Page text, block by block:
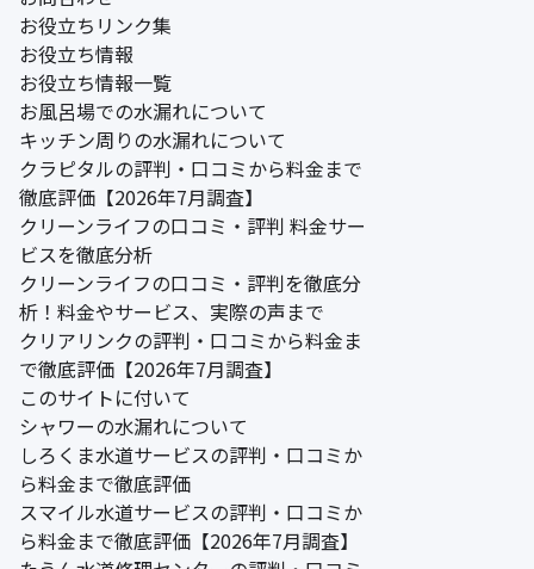
お役立ちリンク集
お役立ち情報
お役立ち情報一覧
お風呂場での水漏れについて
キッチン周りの水漏れについて
クラピタルの評判・口コミから料金まで
徹底評価【2026年7月調査】
クリーンライフの口コミ・評判 料金サー
ビスを徹底分析
クリーンライフの口コミ・評判を徹底分
析！料金やサービス、実際の声まで
クリアリンクの評判・口コミから料金ま
で徹底評価【2026年7月調査】
このサイトに付いて
シャワーの水漏れについて
しろくま水道サービスの評判・口コミか
ら料金まで徹底評価
スマイル水道サービスの評判・口コミか
ら料金まで徹底評価【2026年7月調査】